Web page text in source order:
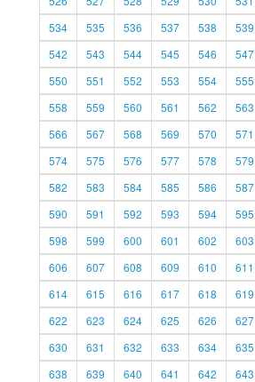
534
535 536 537 538 539
542
543 544 545 546 547
550
551 552 553 554 555
558
559 560 561 562 563
566
567 568 569 570 571
574
575 576 577 578 579
582
583 584 585 586 587
590
591 592 593 594 595
598
599 600 601 602 603
606
607 608 609 610 611
614
615 616 617 618 619
622
623 624 625 626 627
630
631 632 633 634 635
638
639 640 641 642 643